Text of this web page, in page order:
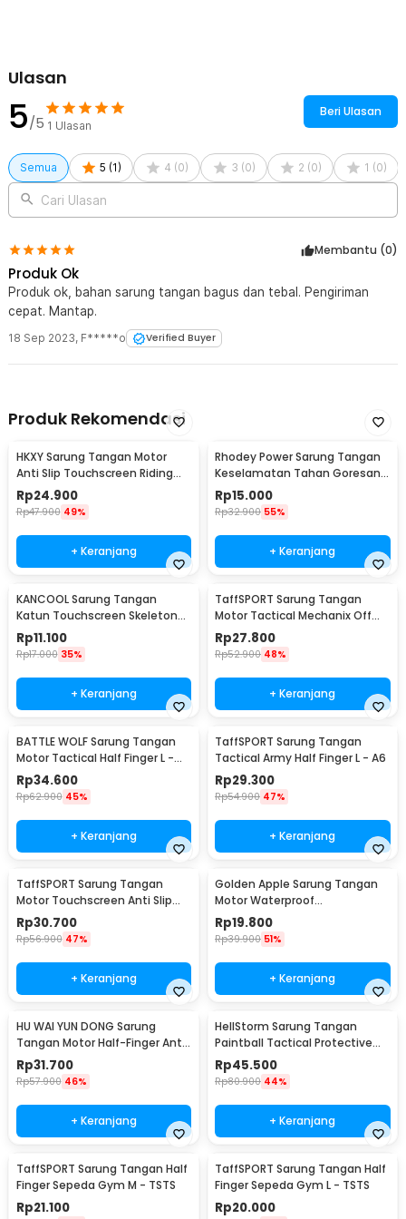
Kelengkapan Produk
Rincian yang Anda dapatkan untuk pembelian produk ini:
1 x Pasang DAKE Sarung Tangan Sepeda Winter Waterproof
Cycling Gloves XL - KG079
Ulasan
5/5 1 Ulasan
Beri Ulasan
Semua 5 (1 ) 4 (0) 3 (0) 2 (0) 1 (0)
Cari Ulasan
Membantu (0)
Produk Ok
Produk ok, bahan sarung tangan bagus dan tebal. Pengiriman
cepat. Mantap.
18 Sep 2023, F*****o Verified Buyer
Produk Rekomendasi
HKXY Sarung Tangan Motor
Anti Slip Touchscreen Riding
Glove 1 Pair M
Rp24.900
Rp47.900 49%
+ Keranjang
Rhodey Power Sarung Tangan
Keselamatan Tahan Goresan
Pisau - EN388
Rp15.000
Rp32.900 55%
+ Keranjang
KANCOOL Sarung Tangan
Katun Touchscreen Skeleton
All Size Unisex - YN1168
Rp11.100
Rp17.000 35%
+ Keranjang
TaffSPORT Sarung Tangan
Motor Tactical Mechanix Off
Road - XT07
Rp27.800
Rp52.900 48%
+ Keranjang
BATTLE WOLF Sarung Tangan
Motor Tactical Half Finger L -
PC016
Rp34.600
Rp62.900 45%
+ Keranjang
TaffSPORT Sarung Tangan
Tactical Army Half Finger L - A6
Rp29.300
Rp54.900 47%
+ Keranjang
TaffSPORT Sarung Tangan
Motor Touchscreen Anti Slip
Protektor - MCS-02C
Rp30.700
Rp56.900 47%
+ Keranjang
Golden Apple Sarung Tangan
Motor Waterproof
Touchscreen Kulit Sintetis Pria
- 9070
Rp19.800
Rp39.900 51%
+ Keranjang
HU WAI YUN DONG Sarung
Tangan Motor Half-Finger Anti
Slip Riding Glove L - HWYD
Rp31.700
Rp57.900 46%
+ Keranjang
HellStorm Sarung Tangan
Paintball Tactical Protective
Gloves Nylon L - HS210
Rp45.500
Rp80.900 44%
+ Keranjang
TaffSPORT Sarung Tangan Half
Finger Sepeda Gym M - TSTS
Rp21.100
TaffSPORT Sarung Tangan Half
Finger Sepeda Gym L - TSTS
Rp20.000